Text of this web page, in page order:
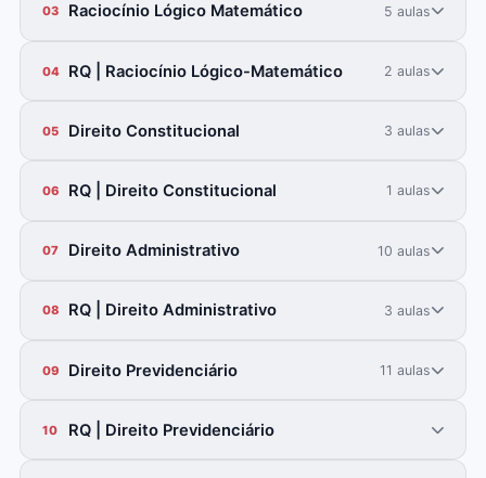
03 Raciocínio Lógico Matemático 5 aulas
04 RQ | Raciocínio Lógico-Matemático 2 aulas
05 Direito Constitucional 3 aulas
06 RQ | Direito Constitucional 1 aulas
07 Direito Administrativo 10 aulas
08 RQ | Direito Administrativo 3 aulas
09 Direito Previdenciário 11 aulas
10 RQ | Direito Previdenciário